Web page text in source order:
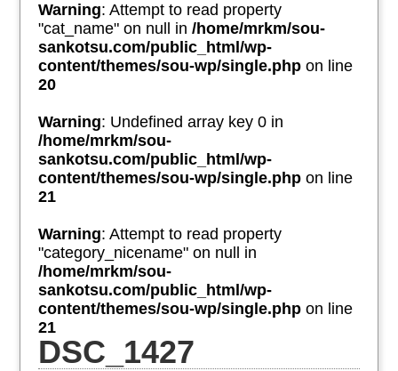
Warning: Attempt to read property
"cat_name" on null in/home/mrkm/sou-
sankotsu.com/public_html/wp-
content/themes/sou-wp/single.php on line
20
Warning: Undefined array key 0 in
/home/mrkm/sou-
sankotsu.com/public_html/wp-
content/themes/sou-wp/single.php on line
21
Warning: Attempt to read property
"category_nicename" on null in
/home/mrkm/sou-
sankotsu.com/public_html/wp-
content/themes/sou-wp/single.php on line
21
DSC_1427